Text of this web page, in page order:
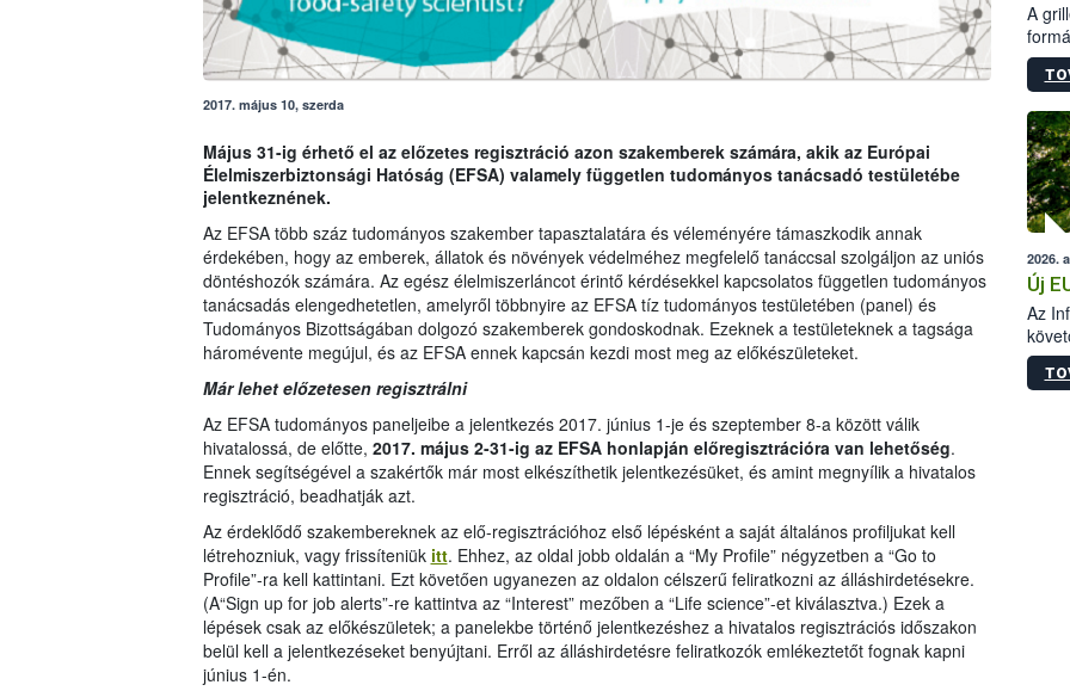
2017. május 10, szerda
Május 31-ig érhető el az előzetes regisztráció azon szakemberek számára, akik az Európai
Élelmiszerbiztonsági Hatóság (EFSA) valamely független tudományos tanácsadó testületébe
jelentkeznének.
Az EFSA több száz tudományos szakember tapasztalatára és véleményére támaszkodik annak
érdekében, hogy az emberek, állatok és növények védelméhez megfelelő tanáccsal szolgáljon az uniós
döntéshozók számára. Az egész élelmiszerláncot érintő kérdésekkel kapcsolatos független tudományos
tanácsadás elengedhetetlen, amelyről többnyire az EFSA tíz tudományos testületében (panel) és
Tudományos Bizottságában dolgozó szakemberek gondoskodnak. Ezeknek a testületeknek a tagsága
háromévente megújul, és az EFSA ennek kapcsán kezdi most meg az előkészületeket.
Már lehet előzetesen regisztrálni
Az EFSA tudományos paneljeibe a jelentkezés 2017. június 1-je és szeptember 8-a között válik
hivatalossá, de előtte, 2017. május 2-31-ig az EFSA honlapján előregisztrációra van lehetőség.
Ennek segítségével a szakértők már most elkészíthetik jelentkezésüket, és amint megnyílik a hivatalos
regisztráció, beadhatják azt.
Az érdeklődő szakembereknek az elő-regisztrációhoz első lépésként a saját általános profiljukat kell
létrehozniuk, vagy frissíteniük itt. Ehhez, az oldal jobb oldalán a “My Profile” négyzetben a “Go to
Profile”-ra kell kattintani. Ezt követően ugyanezen az oldalon célszerű feliratkozni az álláshirdetésekre.
(A“Sign up for job alerts”-re kattintva az “Interest” mezőben a “Life science”-et kiválasztva.) Ezek a
lépések csak az előkészületek; a panelekbe történő jelentkezéshez a hivatalos regisztrációs időszakon
belül kell a jelentkezéseket benyújtani. Erről az álláshirdetésre feliratkozók emlékeztetőt fognak kapni
június 1-én.
A
a
2026.
Új
Az